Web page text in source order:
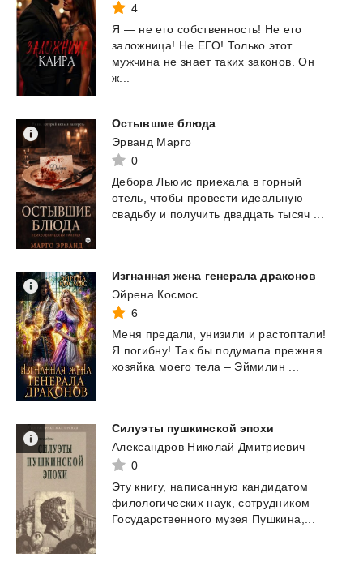
4
Я — не его собственность! Не его
заложница! Не ЕГО! Только этот
мужчина не знает таких законов. Он
ж...
Остывшие блюда
Эрванд Марго
0
Дебора Льюис приехала в горный
отель, чтобы провести идеальную
свадьбу и получить двадцать тысяч
Изгнанная жена генерала драконов
Эйрена Космос
6
Меня предали, унизили и растоптали!
Я погибну! Так бы подумала прежняя
хозяйка моего тела – Эймилин
Силуэты пушкинской эпохи
Александров Николай Дмитриевич
0
Эту книгу, написанную кандидатом
филологических наук, сотрудником
Государственного музея Пушкина,...